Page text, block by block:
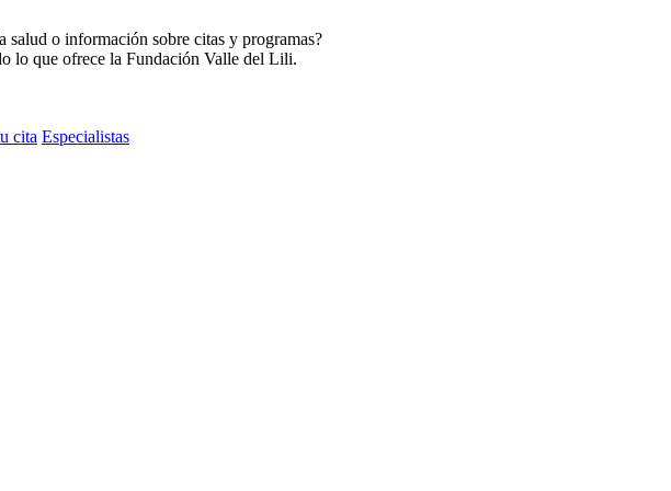
salud o información sobre citas y programas?
lo que ofrece la Fundación Valle del Lili.
cita Especialistas